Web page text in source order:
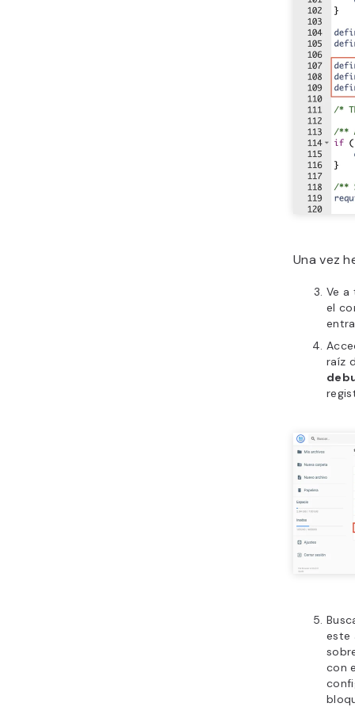
Una vez
Ve a
el
raíz
este
con